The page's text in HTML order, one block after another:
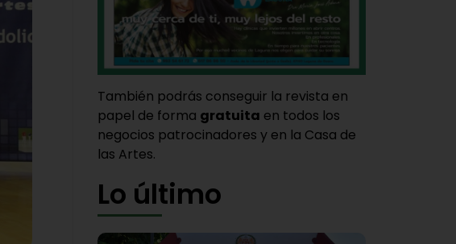
También podrás conseguir la revista en
papel de forma gratuita en todos los
negocios patrocinadores y en la Casa de
las Artes.
Lo último